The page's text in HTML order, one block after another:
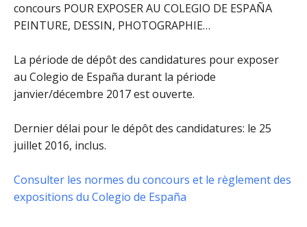
concours POUR EXPOSER AU COLEGIO DE ESPAÑA
PEINTURE, DESSIN, PHOTOGRAPHIE…
La période de dépôt des candidatures pour exposer
au Colegio de España durant la période
janvier/décembre 2017 est ouverte.
Dernier délai pour le dépôt des candidatures: le 25
juillet 2016, inclus.
Consulter les normes du concours et le règlement des
expositions du Colegio de España